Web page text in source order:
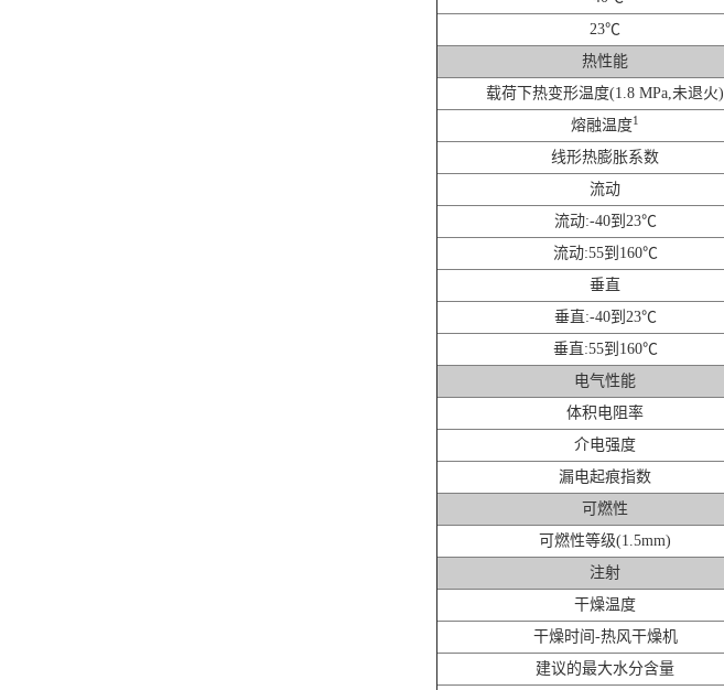
23℃
热性能
载荷下热变形温度(1.8 MPa,未退火)
熔融温度1
线形热膨胀系数
流动
流动:-40到23℃
流动:55到160℃
垂直
垂直:-40到23℃
垂直:55到160℃
电气性能
体积电阻率
介电强度
漏电起痕指数
可燃性
可燃性等级(1.5mm)
注射
干燥温度
干燥时间-热风干燥机
建议的最大水分含量